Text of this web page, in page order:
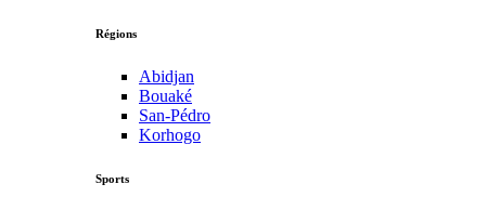
Régions
Abidjan
Bouaké
San-Pédro
Korhogo
Sports